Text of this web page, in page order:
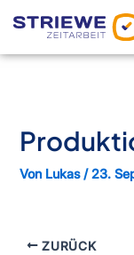
Inhalt
Von Lukas/23.
ZURÜCK